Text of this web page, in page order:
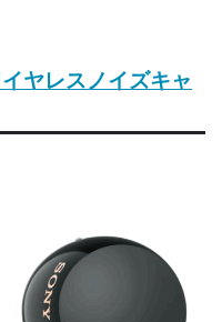
ヤレスノイズキャ